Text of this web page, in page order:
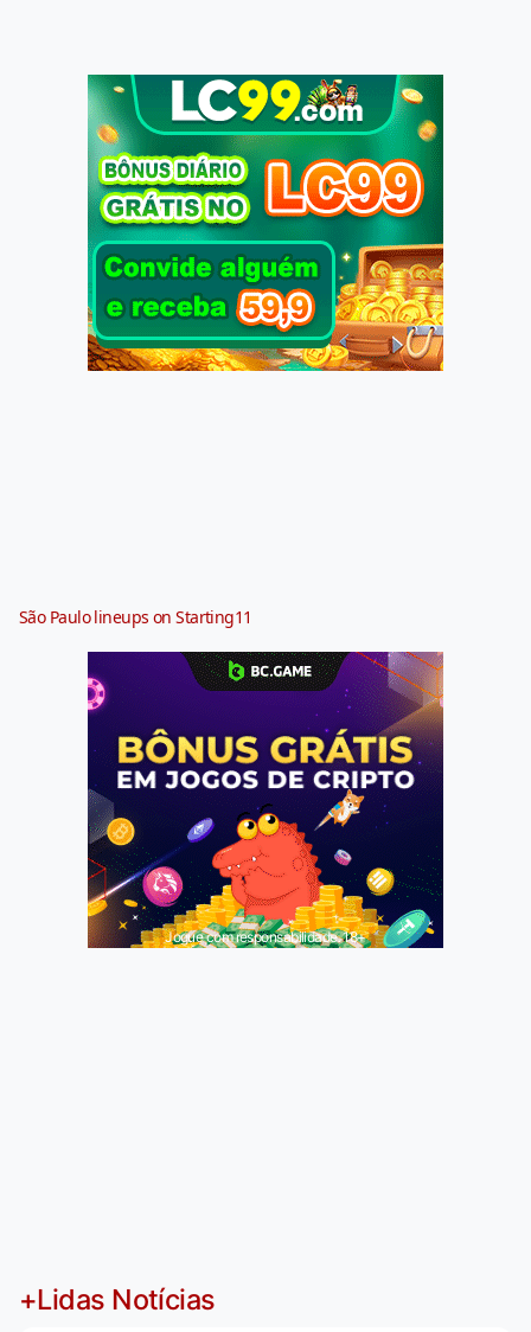
São Paulo lineups on Starting11
Jogue com responsabilidade. 18+
+Lidas Notícias